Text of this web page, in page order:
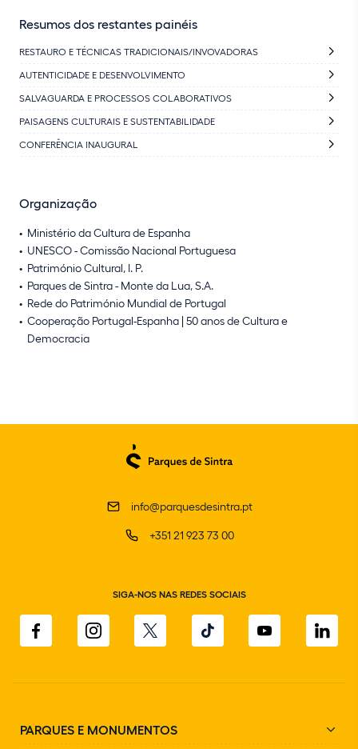
Resumos dos restantes painéis
RESTAURO E TÉCNICAS TRADICIONAIS/INVOVADORAS
AUTENTICIDADE E DESENVOLVIMENTO
SALVAGUARDA E PROCESSOS COLABORATIVOS
PAISAGENS CULTURAIS E SUSTENTABILIDADE
CONFERÊNCIA INAUGURAL
Organização
Ministério da Cultura de Espanha
UNESCO - Comissão Nacional Portuguesa
Património Cultural, I. P.
Parques de Sintra - Monte da Lua, S.A.
Rede do Património Mundial de Portugal
Cooperação Portugal-Espanha | 50 anos de Cultura e
Democracia
info@parquesdesintra.pt
+351 21 923 73 00
SIGA-NOS NAS REDES SOCIAIS
PARQUES E MONUMENTOS